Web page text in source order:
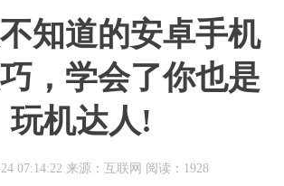
知道的安卓手机
，学会了你也是
玩机达人!
07:14:22 来源：互联网 阅读：1928